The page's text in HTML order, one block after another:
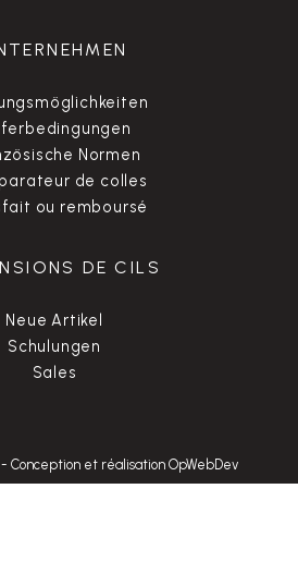
Normen
de colles
ou remboursé
DE CILS
Neue Artikel
Schulungen
Sales
- Conception et réalisation OpWebDev